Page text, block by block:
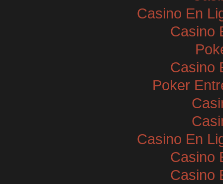
Casino En
Casino
Casino
Poker
Casino En
Casino
Casino